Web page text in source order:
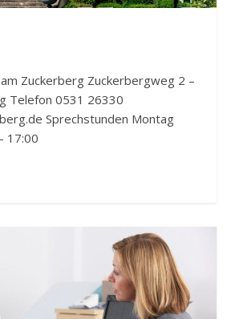
Zuckerberg Zuckerbergweg 2 –
Telefon 0531 26330
Sprechstunden Montag
17:00